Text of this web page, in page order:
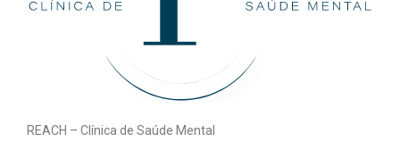
REACH – Clínica de Saúde Mental